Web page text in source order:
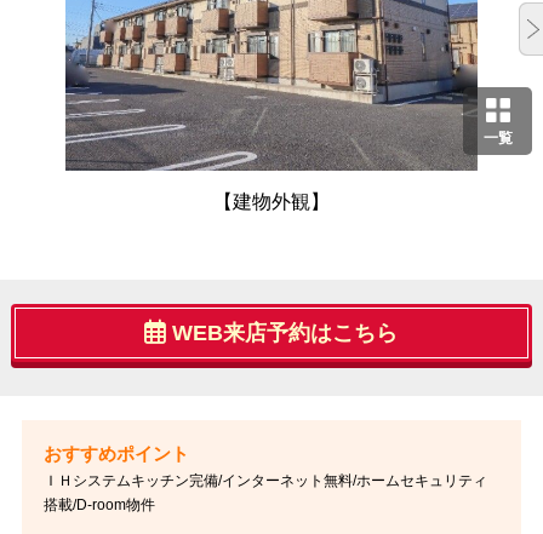
一覧
【建物外観】
WEB来店予約はこちら
ＩＨシステムキッチン完備/インターネット無料/ホームセキュリティ
搭載/D-room物件